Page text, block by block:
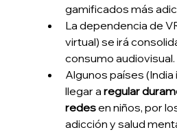
gamificados más
La dependencia de
virtual) se irá
consumo audiovisual.
Algunos países (India
llegar a regular
redes en niños, por
adicción y salud